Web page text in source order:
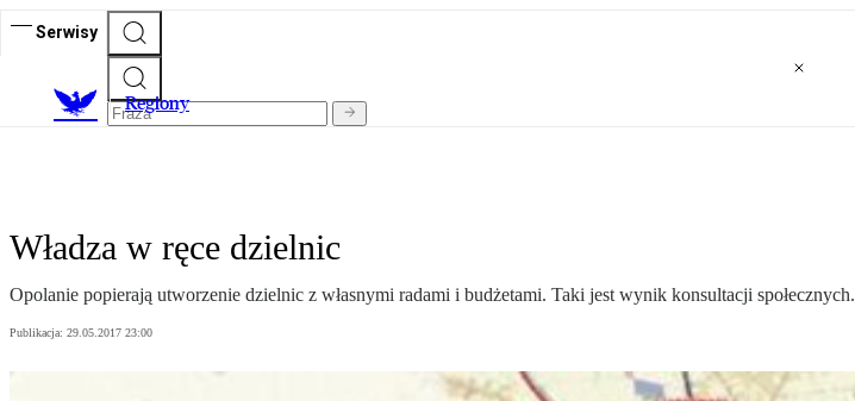
Serwisy
Regiony
Władza w ręce dzielnic
Opolanie popierają utworzenie dzielnic z własnymi radami i budżetami. Taki jest wynik konsultacji społecznych.
Publikacja: 29.05.2017 23:00